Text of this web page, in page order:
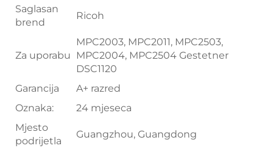
Saglasan
brend
Ricoh
Za uporabu
MPC2003, MPC2011, MPC2503,
MPC2004, MPC2504 Gestetner
DSC1120
Garancija
A+ razred
Oznaka:
24 mjeseca
Mjesto
podrijetla
Guangzhou, Guangdong